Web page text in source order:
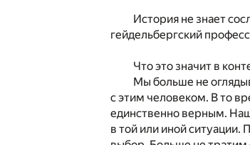
История не знает
гейдельбергский
Что это значит в
Мы больше не
с этим человеком. В то
единственно верным.
в той или иной